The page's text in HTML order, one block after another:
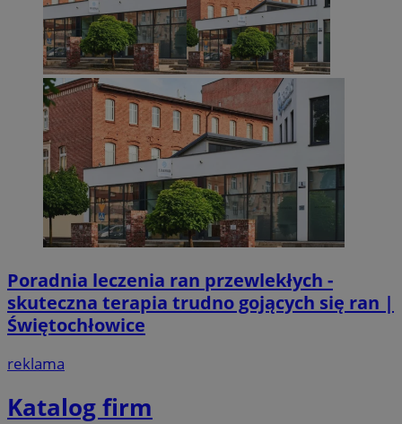
Poradnia leczenia ran przewlekłych -
skuteczna terapia trudno gojących się ran |
Świętochłowice
reklama
Katalog firm